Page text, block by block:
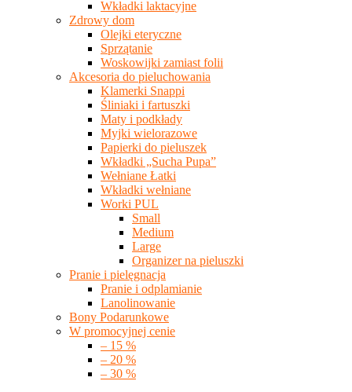
Wkładki laktacyjne
Zdrowy dom
Olejki eteryczne
Sprzątanie
Woskowijki zamiast folii
Akcesoria do pieluchowania
Klamerki Snappi
Śliniaki i fartuszki
Maty i podkłady
Myjki wielorazowe
Papierki do pieluszek
Wkładki „Sucha Pupa”
Wełniane Łatki
Wkładki wełniane
Worki PUL
Small
Medium
Large
Organizer na pieluszki
Pranie i pielęgnacja
Pranie i odplamianie
Lanolinowanie
Bony Podarunkowe
W promocyjnej cenie
– 15 %
– 20 %
– 30 %